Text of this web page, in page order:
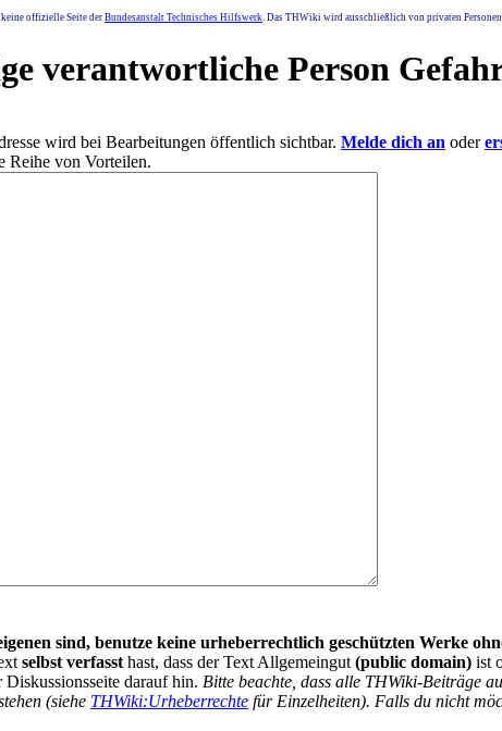
keine offizielle Seite der Bundesanstalt Technisches Hilfswerk. Das THWiki wird ausschließlich von privaten
verantwortliche Person
wird bei Bearbeitungen öffentlich sichtbar. Melde dich an oder
Reihe von Vorteilen.
sind, benutze keine urheberrechtlich geschützten Werke
selbst verfasst hast, dass der Text Allgemeingut (public domain) ist
darauf hin. Bitte beachte, dass alle THWiki-Beiträge
(siehe THWiki:Urheberrechte für Einzelheiten). Falls du nicht